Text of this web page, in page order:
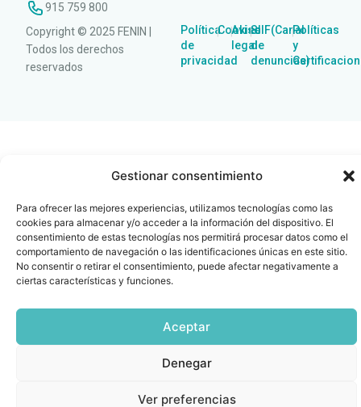
Gestionar consentimiento
Para ofrecer las mejores experiencias, utilizamos tecnologías como las
cookies para almacenar y/o acceder a la información del dispositivo. El
consentimiento de estas tecnologías nos permitirá procesar datos como el
comportamiento de navegación o las identificaciones únicas en este sitio.
No consentir o retirar el consentimiento, puede afectar negativamente a
ciertas características y funciones.
Aceptar
Denegar
Ver preferencias
915 759 800
Copyright © 2025 FENIN |
Todos los derechos
reservados
Política
de
privacidad
|Cookies
|Aviso
legal
|SIIF(Canal
de
denuncias)
|Políticas
y